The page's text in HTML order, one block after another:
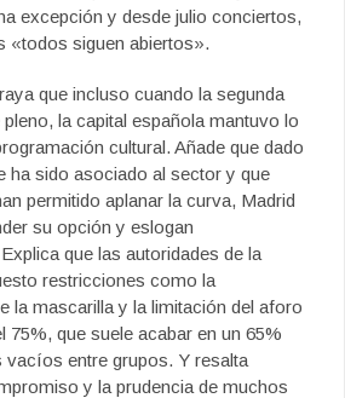
excepción y desde julio conciertos,
«todos siguen abiertos».
que incluso cuando la segunda
la capital española mantuvo lo
cultural. Añade que dado
ha sido asociado al sector y que
permitido aplanar la curva, Madrid
su opción y eslogan
que las autoridades de la
restricciones como la
la mascarilla y la limitación del aforo
75%, que suele acabar en un 65%
vacíos entre grupos. Y resalta
y la prudencia de muchos